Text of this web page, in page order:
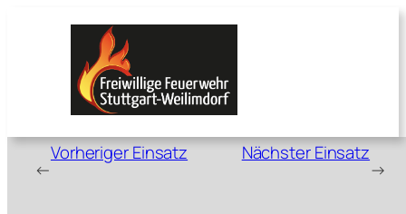
←
Vorheriger Einsatz Nächster Einsatz
→